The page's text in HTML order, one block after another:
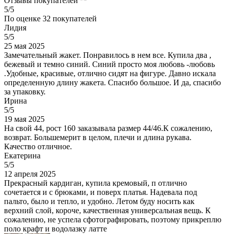
5/5
По оценке 32 покупателей
Лидия
5/5
25 мая 2025
Замечательный жакет. Понравилось в нем все. Купила два ,
бежевый и темно синий. Синий просто моя любовь -любовь
.Удобные, красивые, отлично сидят на фигуре. Давно искала
определенную длину жакета. Спасибо большое. И да, спасибо
за упаковку.
Ирина
5/5
19 мая 2025
На свой 44, рост 160 заказывала размер 44/46.К сожалению,
возврат. Большемерит в целом, плечи и длина рукава.
Качество отличное.
Екатерина
5/5
12 апреля 2025
Прекрасный кардиган, купила кремовый, п отлично
сочетается и с брюками, и поверх платья. Надевала под
пальто, было и тепло, и удобно. Летом буду носить как
верхний слой, короче, качественная универсальная вещь. К
сожалению, не успела сфотографировать, поэтому прикреплю
поло крафт и водолазку латте